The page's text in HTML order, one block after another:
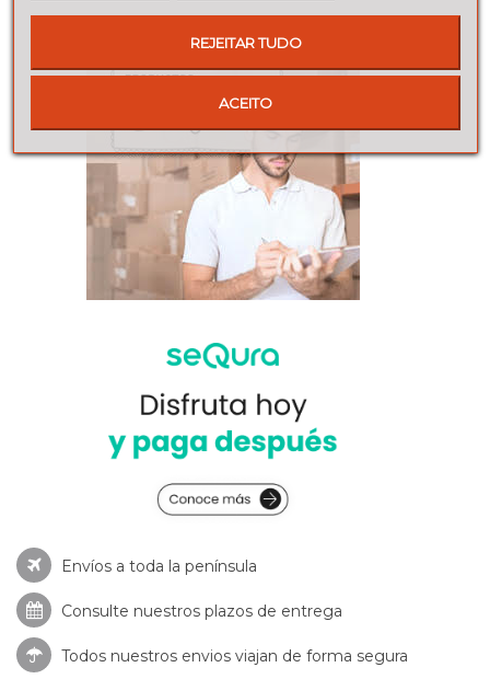
Envíos a toda la península
Consulte nuestros plazos de entrega
Todos nuestros envios viajan de forma segura
REJEITAR TUDO
ACEITO